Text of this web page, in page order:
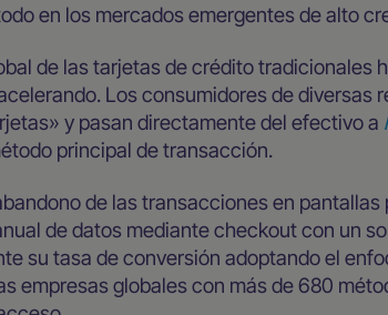
en los mercados emergentes de alto
de las tarjetas de crédito tradicionales
Los consumidores de diversas
y pasan directamente del efectivo a
principal de transacción.
de las transacciones en
de datos mediante checkout con un
su tasa de conversión adoptando el
empresas globales con más de 680